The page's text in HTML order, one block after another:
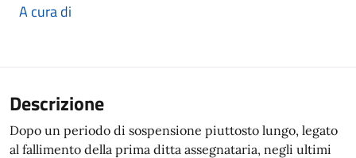
A cura di
Descrizione
Dopo un periodo di sospensione piuttosto lungo, legato
al fallimento della prima ditta assegnataria, negli ultimi